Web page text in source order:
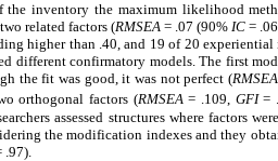
inventory the maximum likelihood
related factors (RMSEA= .07 (90%IC =
higher than .40, and 19 of 20
different confirmatory models. The first
the fit was good, it was not perfect (RMSEA
orthogonal factors (RMSEA= .109, GFI=
assessed structures where factors
the modification indexes and they